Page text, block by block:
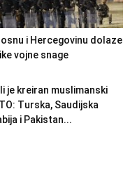
i Hercegovinu dolaze
vojne snage
li je kreiran muslimanski
Turska, Saudijska
i Pakistan...